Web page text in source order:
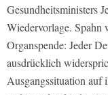
Gesundheitsministers
Wiedervorlage. Spahn
Organspende: Jeder
ausdrücklich
Ausgangssituation auf